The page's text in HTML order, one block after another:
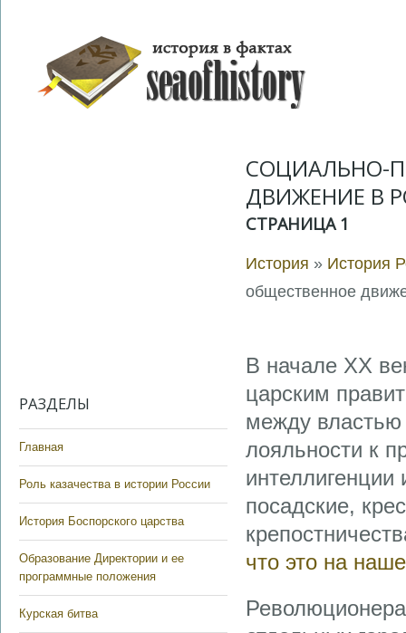
РАЗДЕЛЫ
Главная
Роль казачества в истории России
История Боспорского царства
Образование Директории и ее
программные положения
Курская битва
СОЦИАЛЬНО-
ДВИЖЕНИЕ В
СТРАНИЦА 1
История » История
общественное
В начале XX
царским
между
лояльности к
посадские,
что это на